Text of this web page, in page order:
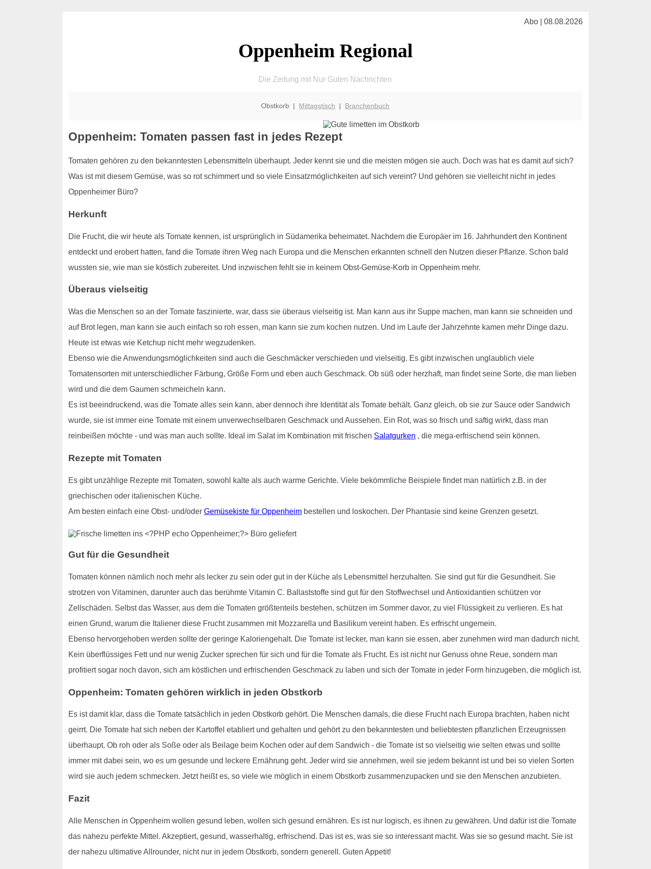
Abo | 08.08.2026
Oppenheim Regional
Die Zeitung mit Nur Guten Nachrichten
Obstkorb | Mittagstisch | Branchenbuch
Oppenheim: Tomaten passen fast in jedes Rezept
Tomaten gehören zu den bekanntesten Lebensmitteln überhaupt. Jeder kennt sie und die meisten mögen sie auch. Doch was hat es damit auf sich?
Was ist mit diesem Gemüse, was so rot schimmert und so viele Einsatzmöglichkeiten auf sich vereint? Und gehören sie vielleicht nicht in jedes
Oppenheimer Büro?
Herkunft
Die Frucht, die wir heute als Tomate kennen, ist ursprünglich in Südamerika beheimatet. Nachdem die Europäer im 16. Jahrhundert den Kontinent
entdeckt und erobert hatten, fand die Tomate ihren Weg nach Europa und die Menschen erkannten schnell den Nutzen dieser Pflanze. Schon bald
wussten sie, wie man sie köstlich zubereitet. Und inzwischen fehlt sie in keinem Obst-Gemüse-Korb in Oppenheim mehr.
Überaus vielseitig
Was die Menschen so an der Tomate faszinierte, war, dass sie überaus vielseitig ist. Man kann aus ihr Suppe machen, man kann sie schneiden und
auf Brot legen, man kann sie auch einfach so roh essen, man kann sie zum kochen nutzen. Und im Laufe der Jahrzehnte kamen mehr Dinge dazu.
Heute ist etwas wie Ketchup nicht mehr wegzudenken.
Ebenso wie die Anwendungsmöglichkeiten sind auch die Geschmäcker verschieden und vielseitig. Es gibt inzwischen unglaublich viele
Tomatensorten mit unterschiedlicher Färbung, Größe Form und eben auch Geschmack. Ob süß oder herzhaft, man findet seine Sorte, die man lieben
wird und die dem Gaumen schmeicheln kann.
Es ist beeindruckend, was die Tomate alles sein kann, aber dennoch ihre Identität als Tomate behält. Ganz gleich, ob sie zur Sauce oder Sandwich
wurde, sie ist immer eine Tomate mit einem unverwechselbaren Geschmack und Aussehen. Ein Rot, was so frisch und saftig wirkt, dass man
reinbeißen möchte - und was man auch sollte. Ideal im Salat im Kombination mit frischen Salatgurken , die mega-erfrischend sein können.
Rezepte mit Tomaten
Es gibt unzählige Rezepte mit Tomaten, sowohl kalte als auch warme Gerichte. Viele bekömmliche Beispiele findet man natürlich z.B. in der
griechischen oder italienischen Küche.
Am besten einfach eine Obst- und/oder Gemüsekiste für Oppenheimbestellen und loskochen. Der Phantasie sind keine Grenzen gesetzt.
Gut für die Gesundheit
Tomaten können nämlich noch mehr als lecker zu sein oder gut in der Küche als Lebensmittel herzuhalten. Sie sind gut für die Gesundheit. Sie
strotzen von Vitaminen, darunter auch das berühmte Vitamin C. Ballaststoffe sind gut für den Stoffwechsel und Antioxidantien schützen vor
Zellschäden. Selbst das Wasser, aus dem die Tomaten größtenteils bestehen, schützen im Sommer davor, zu viel Flüssigkeit zu verlieren. Es hat
einen Grund, warum die Italiener diese Frucht zusammen mit Mozzarella und Basilikum vereint haben. Es erfrischt ungemein.
Ebenso hervorgehoben werden sollte der geringe Kaloriengehalt. Die Tomate ist lecker, man kann sie essen, aber zunehmen wird man dadurch nicht.
Kein überflüssiges Fett und nur wenig Zucker sprechen für sich und für die Tomate als Frucht. Es ist nicht nur Genuss ohne Reue, sondern man
profitiert sogar noch davon, sich am köstlichen und erfrischenden Geschmack zu laben und sich der Tomate in jeder Form hinzugeben, die möglich ist.
Oppenheim: Tomaten gehören wirklich in jeden Obstkorb
Es ist damit klar, dass die Tomate tatsächlich in jeden Obstkorb gehört. Die Menschen damals, die diese Frucht nach Europa brachten, haben nicht
geirrt. Die Tomate hat sich neben der Kartoffel etabliert und gehalten und gehört zu den bekanntesten und beliebtesten pflanzlichen Erzeugnissen
überhaupt. Ob roh oder als Soße oder als Beilage beim Kochen oder auf dem Sandwich - die Tomate ist so vielseitig wie selten etwas und sollte
immer mit dabei sein, wo es um gesunde und leckere Ernährung geht. Jeder wird sie annehmen, weil sie jedem bekannt ist und bei so vielen Sorten
wird sie auch jedem schmecken. Jetzt heißt es, so viele wie möglich in einem Obstkorb zusammenzupacken und sie den Menschen anzubieten.
Fazit
Alle Menschen in Oppenheim wollen gesund leben, wollen sich gesund ernähren. Es ist nur logisch, es ihnen zu gewähren. Und dafür ist die Tomate
das nahezu perfekte Mittel. Akzeptiert, gesund, wasserhaltig, erfrischend. Das ist es, was sie so interessant macht. Was sie so gesund macht. Sie ist
der nahezu ultimative Allrounder, nicht nur in jedem Obstkorb, sondern generell. Guten Appetit!